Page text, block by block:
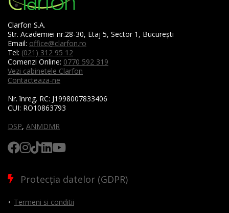
Clarfon S.A.
Str. Academiei nr.28-30, Etaj 5, Sector 1, București
Email: office@clarfon.ro
Tel: (021) 312 95 12
Comenzi Online: 0770 592 319
Vezi cabinetele Clarfon
Contacteaza-ne
Nr. înreg. RC: J1998007833406
CUI: RO10863793
DSP, ANMDMR
Protecția datelor (GDPR)
Termeni si conditii